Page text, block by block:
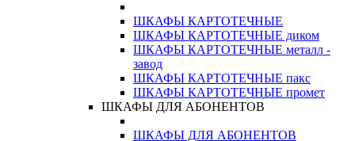
ШКАФЫ КАРТОТЕЧНЫЕ
ШКАФЫ КАРТОТЕЧНЫЕ диком
ШКАФЫ КАРТОТЕЧНЫЕ металл -
завод
ШКАФЫ КАРТОТЕЧНЫЕ пакс
ШКАФЫ КАРТОТЕЧНЫЕ промет
ШКАФЫ ДЛЯ АБОНЕНТОВ
ШКАФЫ ДЛЯ АБОНЕНТОВ